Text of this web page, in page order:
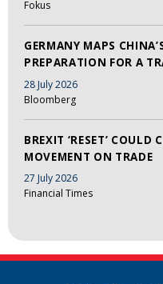
Fokus
GERMANY MAPS
PREPARATION FOR A
28 July 2026
Bloomberg
BREXIT ‘RESET’ COULD
MOVEMENT ON TRADE
27 July 2026
Financial Times